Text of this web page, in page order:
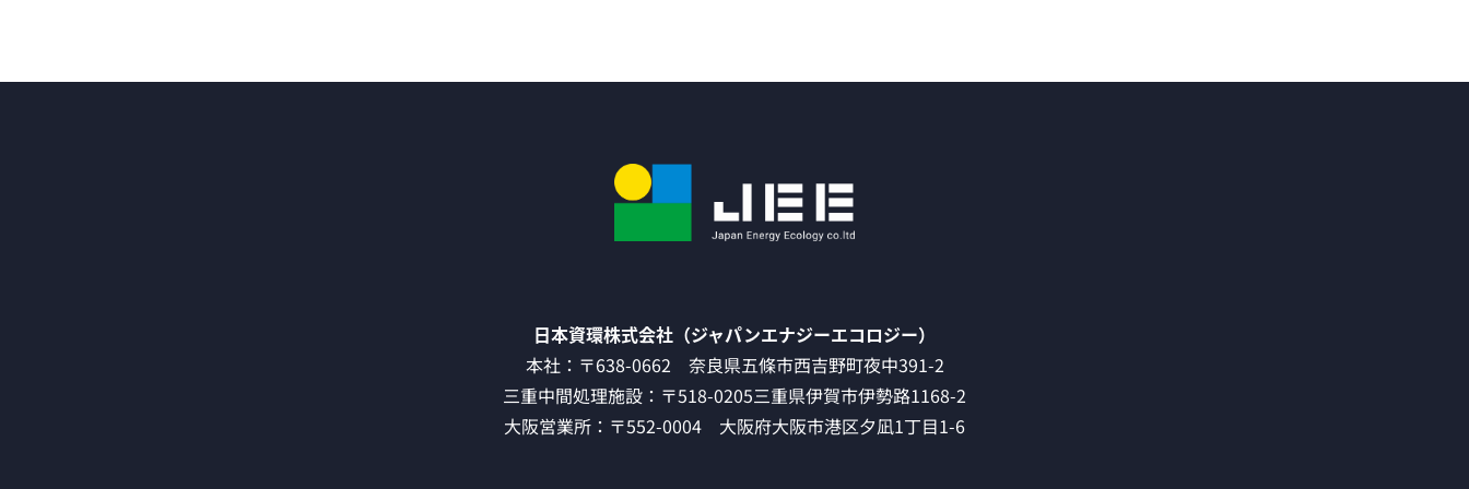
日本資環株式会社（ジャパンエナジーエコロジー）
本社：〒638-0662 奈良県五條市西吉野町夜中391-2
三重中間処理施設：〒518-0205三重県伊賀市伊勢路1168-2
大阪営業所：〒552-0004 大阪府大阪市港区夕凪1丁目1-6